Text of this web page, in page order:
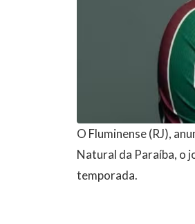
O Fluminense (RJ),
Natural da Paraíba, o
temporada.